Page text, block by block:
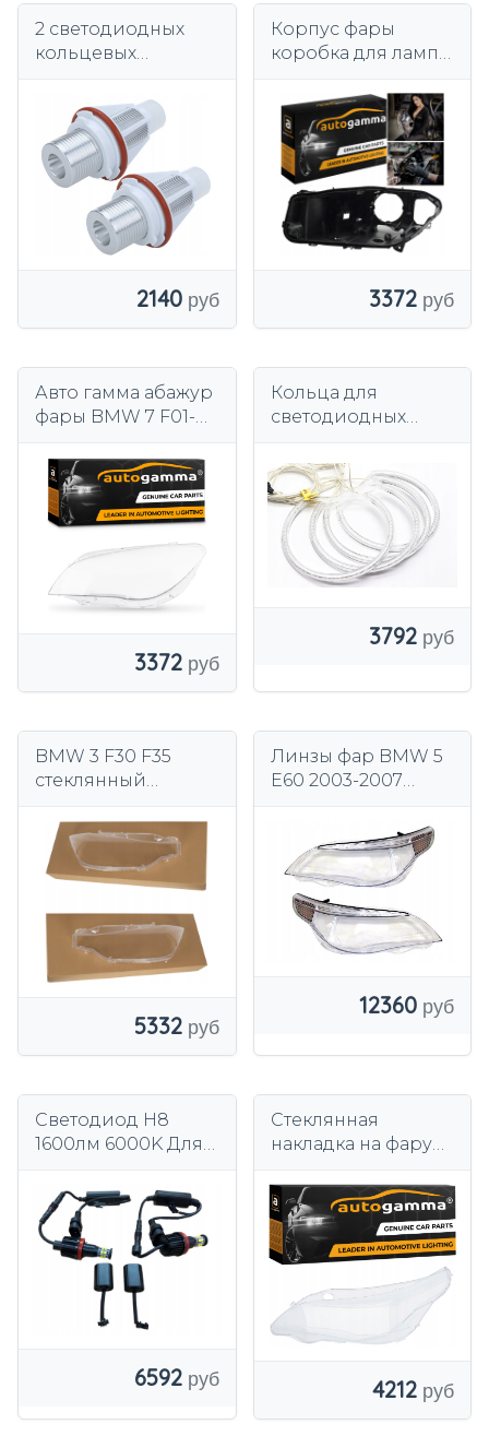
2 светодиодных
кольцевых
Вт, белые, Series 5
E39 E60 E61 E87 E83
E53 E65
2140
Корпус фары
коробка для лампы
перед подъемом
(10-13) левый
3372
Авто гамма абажур
фары BMW 7 F01-
3372
Кольца для
светодиодных
2х131 мм + 2х146 мм
для легковых
автомобилей
3792
BMW 3 F30 F35
стеклянный
лампа L P в сборе
5332
Линзы фар BMW 5
E60 2003-2007
12360
Светодиод H8
1600лм 6000K Для
E60 E61 E63 E64 E84
E70 E71 E72 E89
6592
Стеклянная
накладка на фару
10) левая
4212